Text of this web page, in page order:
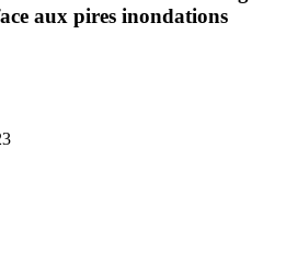
aux pires inondations